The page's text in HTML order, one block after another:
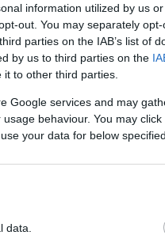
information utilized by us
out. You may separately
parties on the IAB’s list of
by us to third parties on the
to other third parties.
Google services and may
behaviour. You may
your data for below
data.
ηθοποιός εξέφρασε
νιώσει,
που της κάνει
έξω, αλλά τον